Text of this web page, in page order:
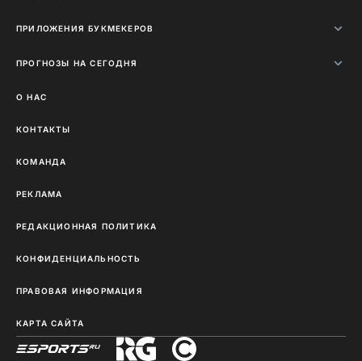
ПРИЛОЖЕНИЯ БУКМЕКЕРОВ
ПРОГНОЗЫ НА СЕГОДНЯ
О НАС
КОНТАКТЫ
КОМАНДА
РЕКЛАМА
РЕДАКЦИОННАЯ ПОЛИТИКА
КОНФИДЕНЦИАЛЬНОСТЬ
ПРАВОВАЯ ИНФОРМАЦИЯ
КАРТА САЙТА